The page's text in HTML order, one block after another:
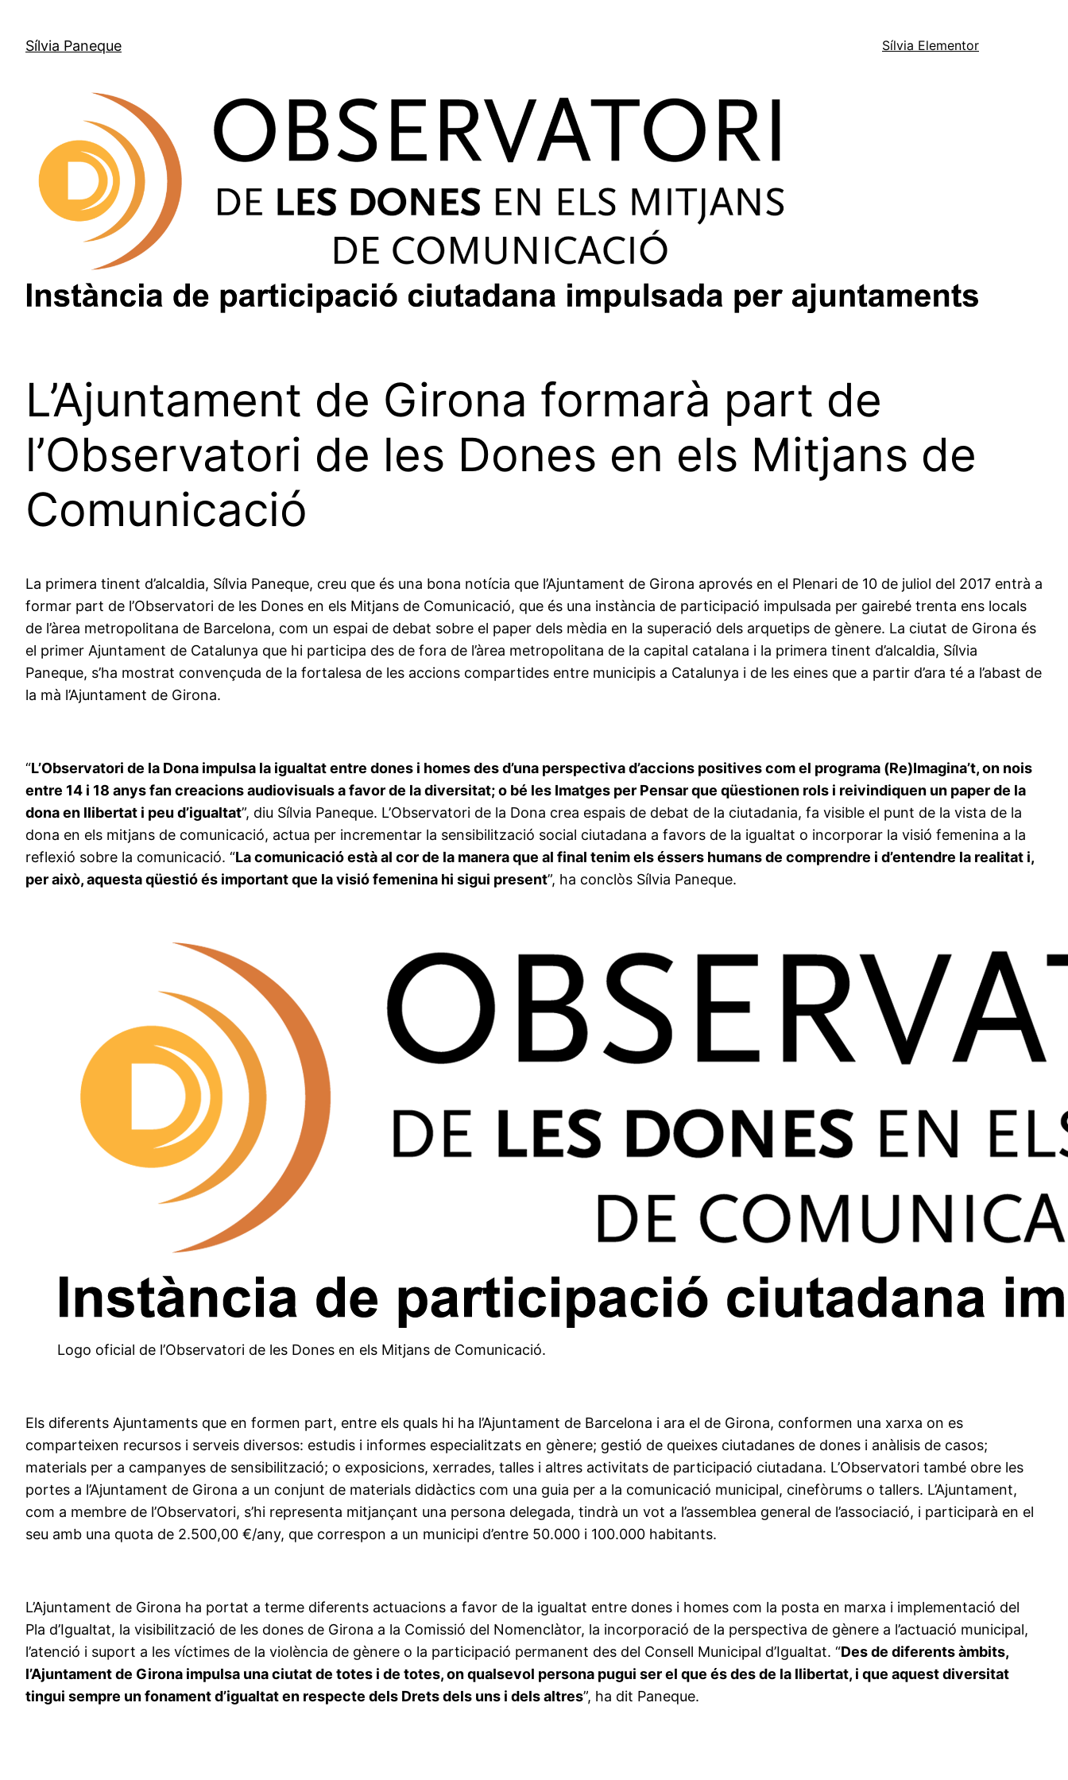
Sílvia Paneque Sílvia Elementor
L’Ajuntament de Girona formarà part de
l’Observatori de les Dones en els Mitjans de
Comunicació
La primera tinent d’alcaldia, Sílvia Paneque, creu que és una bona notícia que l’Ajuntament de Girona aprovés en el Plenari de 10 de juliol del 2017 entrà a
formar part de l’Observatori de les Dones en els Mitjans de Comunicació, que és una instància de participació impulsada per gairebé trenta ens locals
de l’àrea metropolitana de Barcelona, com un espai de debat sobre el paper dels mèdia en la superació dels arquetips de gènere. La ciutat de Girona és
el primer Ajuntament de Catalunya que hi participa des de fora de l’àrea metropolitana de la capital catalana i la primera tinent d’alcaldia, Sílvia
Paneque, s’ha mostrat convençuda de la fortalesa de les accions compartides entre municipis a Catalunya i de les eines que a partir d’ara té a l’abast de
la mà l’Ajuntament de Girona.
“L’Observatori de la Dona impulsa la igualtat entre dones i homes des d’una perspectiva d’accions positives com el programa (Re)Imagina’t, on nois
entre 14 i 18 anys fan creacions audiovisuals a favor de la diversitat; o bé les Imatges per Pensar que qüestionen rols i reivindiquen un paper de la
dona en llibertat i peu d’igualtat”, diu Sílvia Paneque. L’Observatori de la Dona crea espais de debat de la ciutadania, fa visible el punt de la vista de la
dona en els mitjans de comunicació, actua per incrementar la sensibilització social ciutadana a favors de la igualtat o incorporar la visió femenina a la
reflexió sobre la comunicació. “La comunicació està al cor de la manera que al final tenim els éssers humans de comprendre i d’entendre la realitat i,
per això, aquesta qüestió és important que la visió femenina hi sigui present”, ha conclòs Sílvia Paneque.
Logo oficial de l’Observatori de les Dones en els Mitjans de Comunicació.
Els diferents Ajuntaments que en formen part, entre els quals hi ha l’Ajuntament de Barcelona i ara el de Girona, conformen una xarxa on es
comparteixen recursos i serveis diversos: estudis i informes especialitzats en gènere; gestió de queixes ciutadanes de dones i anàlisis de casos;
materials per a campanyes de sensibilització; o exposicions, xerrades, talles i altres activitats de participació ciutadana. L’Observatori també obre les
portes a l’Ajuntament de Girona a un conjunt de materials didàctics com una guia per a la comunicació municipal, cinefòrums o tallers. L’Ajuntament,
com a membre de l’Observatori, s’hi representa mitjançant una persona delegada, tindrà un vot a l’assemblea general de l’associació, i participarà en el
seu amb una quota de 2.500,00 €/any, que correspon a un municipi d’entre 50.000 i 100.000 habitants.
L’Ajuntament de Girona ha portat a terme diferents actuacions a favor de la igualtat entre dones i homes com la posta en marxa i implementació del
Pla d’Igualtat, la visibilització de les dones de Girona a la Comissió del Nomenclàtor, la incorporació de la perspectiva de gènere a l’actuació municipal,
l’atenció i suport a les víctimes de la violència de gènere o la participació permanent des del Consell Municipal d’Igualtat. “Des de diferents àmbits,
l’Ajuntament de Girona impulsa una ciutat de totes i de totes, on qualsevol persona pugui ser el que és des de la llibertat, i que aquest diversitat
tingui sempre un fonament d’igualtat en respecte dels Drets dels uns i dels altres”, ha dit Paneque.